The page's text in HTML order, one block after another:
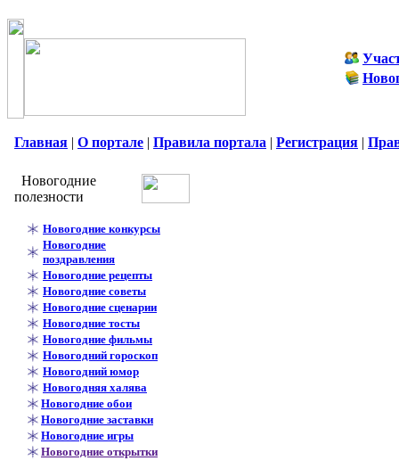
Главная | О портале | Правила портала | Регистрация |
Новогодние
полезности
Новогодние конкурсы
Новогодние
поздравления
Новогодние рецепты
Новогодние советы
Новогодние сценарии
Новогодние тосты
Новогодние фильмы
Новогодний гороскоп
Новогодний юмор
Новогодняя халява
Новогодние обои
Новогодние заставки
Новогодние игры
Новогодние открытки